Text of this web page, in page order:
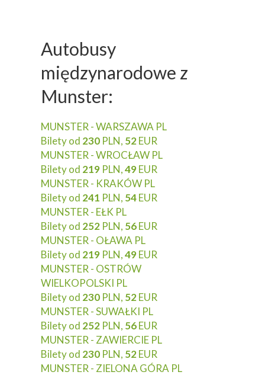
Autobusy
międzynarodowe z
Munster:
MUNSTER - WARSZAWA PL
Bilety od 230 PLN, 52EUR
MUNSTER - WROCŁAW PL
Bilety od 219 PLN,49EUR
MUNSTER - KRAKÓW PL
Bilety od 241 PLN, 54EUR
MUNSTER - EŁK PL
Bilety od 252 PLN, 56EUR
MUNSTER - OŁAWA PL
Bilety od 219 PLN,49EUR
MUNSTER - OSTRÓW
WIELKOPOLSKI PL
Bilety od 230 PLN, 52EUR
MUNSTER - SUWAŁKI PL
Bilety od 252 PLN, 56EUR
MUNSTER - ZAWIERCIE PL
Bilety od 230 PLN, 52EUR
MUNSTER - ZIELONA GÓRA PL